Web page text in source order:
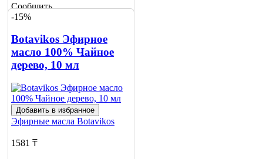
Сообщить
о наличии
-15%
Botavikos Эфирное
масло 100% Чайное
дерево, 10 мл
Добавить в избранное
Эфирные масла Botavikos
1581 ₸